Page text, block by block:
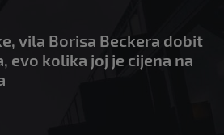
vila Borisa Beckera dobit
evo kolika joj je cijena na